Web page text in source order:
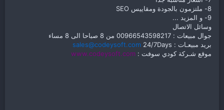
8- ملتزمون بالجودة ومقاييس SEO
9- و المزيد ...
وسائل الاتصال
جوال مبيعات : 00966543598217 من 8 صباحا الى 8 مساء
بريد مبيعـات :
sales@codeysoft.com 24/7Days
موقع شـركة كودي سوفت : www.codeysoft.com